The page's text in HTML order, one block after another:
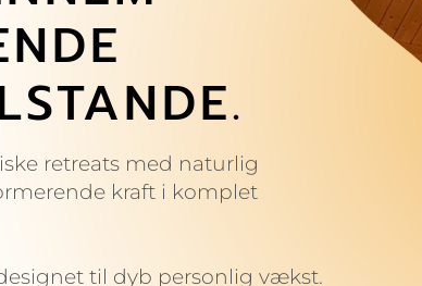
retreats med naturlig
kraft i komplet
til dyb personlig vækst.